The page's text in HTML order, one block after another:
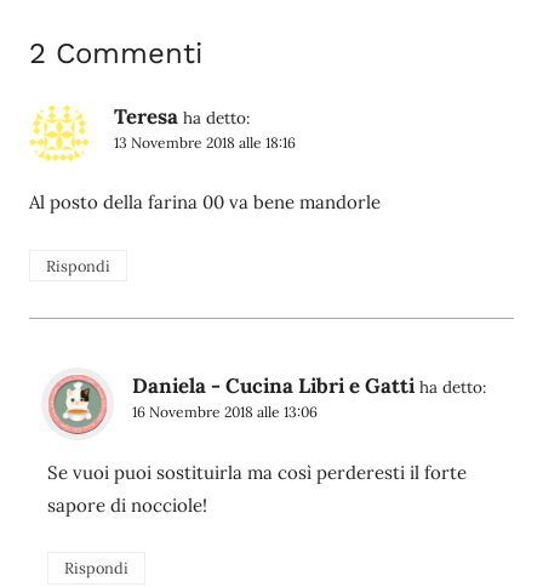
2 Commenti
Teresa ha detto:
13 Novembre 2018 alle 18:16
Al posto della farina 00 va bene mandorle
Rispondi
Daniela - Cucina Libri e Gatti ha detto:
16 Novembre 2018 alle 13:06
Se vuoi puoi sostituirla ma così perderesti il forte
sapore di nocciole!
Rispondi